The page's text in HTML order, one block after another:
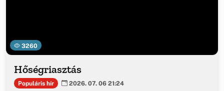
3260
Hőségriasztás
Populáris hír 2026. 07. 06 21:24